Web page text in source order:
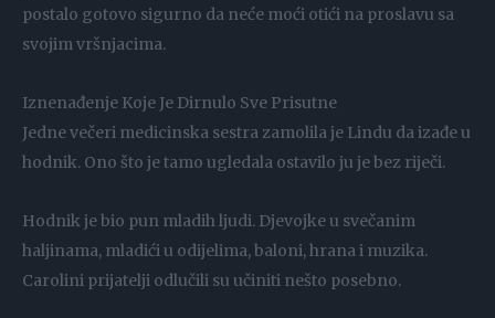
postalo gotovo sigurno da neće moći otići na proslavu sa
svojim vršnjacima.
Iznenađenje Koje Je Dirnulo Sve Prisutne
Jedne večeri medicinska sestra zamolila je Lindu da izađe u
hodnik. Ono što je tamo ugledala ostavilo ju je bez riječi.
Hodnik je bio pun mladih ljudi. Djevojke u svečanim
haljinama, mladići u odijelima, baloni, hrana i muzika.
Carolini prijatelji odlučili su učiniti nešto posebno.